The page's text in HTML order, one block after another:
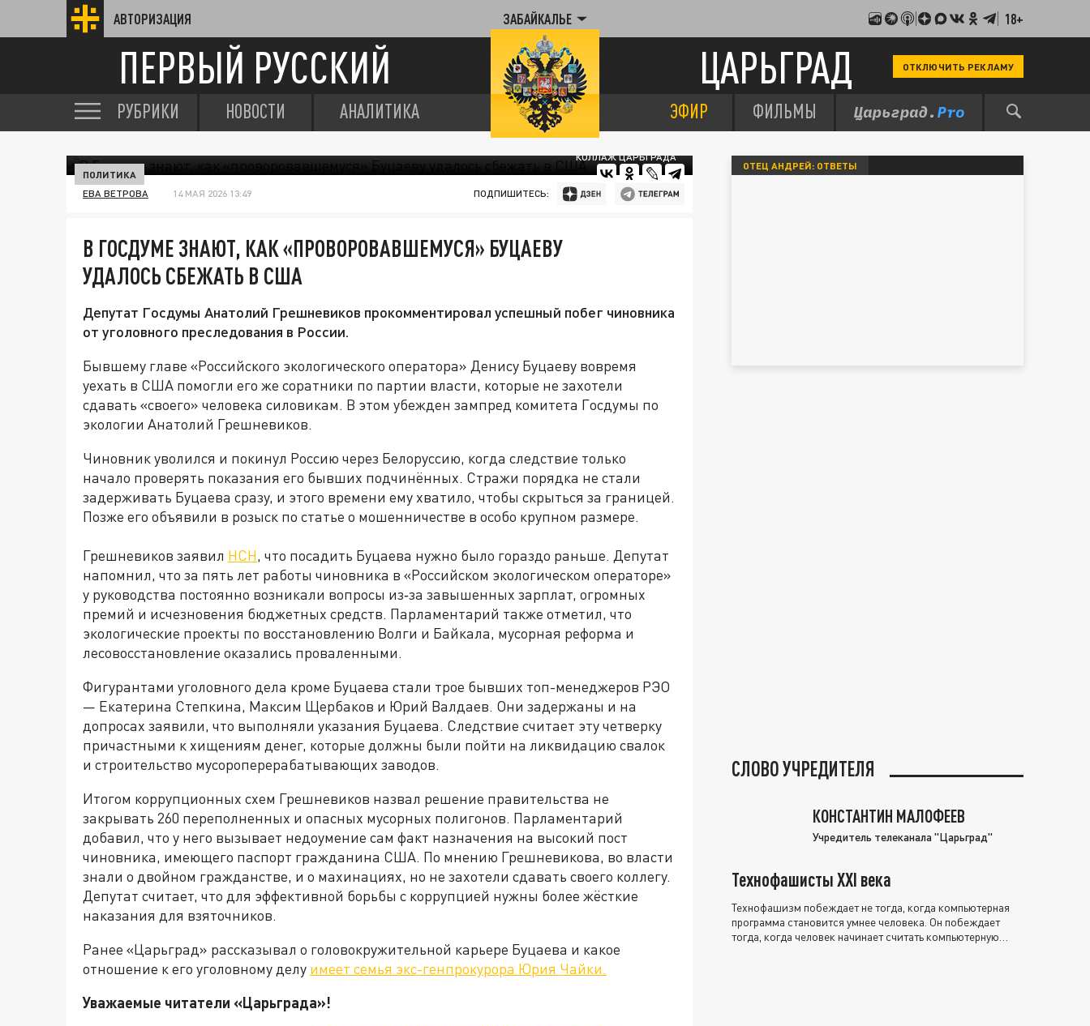
АВТОРИЗАЦИЯ ЗАБАЙКАЛЬЕ 18+
ПЕРВЫЙ РУССКИЙ ЦАРЬГРАД ОТКЛЮЧИТЬ РЕКЛАМУ
РУБРИКИ НОВОСТИ АНАЛИТИКА ЭФИР ФИЛЬМЫ
КОЛЛАЖ ЦАРЬГРАДА
ПОЛИТИКА
ЕВА ВЕТРОВА 14 МАЯ 2026 13:49 ПОДПИШИТЕСЬ:
В ГОСДУМЕ ЗНАЮТ, КАК «ПРОВОРОВАВШЕМУСЯ» БУЦАЕВУ
УДАЛОСЬ СБЕЖАТЬ В США
Депутат Госдумы Анатолий Грешневиков прокомментировал успешный побег чиновника
от уголовного преследования в России.
Бывшему главе «Российского экологического оператора» Денису Буцаеву вовремя
уехать в США помогли его же соратники по партии власти, которые не захотели
сдавать «своего» человека силовикам. В этом убежден зампред комитета Госдумы по
экологии Анатолий Грешневиков.
Чиновник уволился и покинул Россию через Белоруссию, когда следствие только
начало проверять показания его бывших подчинённых. Стражи порядка не стали
задерживать Буцаева сразу, и этого времени ему хватило, чтобы скрыться за границей.
Позже его объявили в розыск по статье о мошенничестве в особо крупном размере.
Грешневиков заявил НСН, что посадить Буцаева нужно было гораздо раньше. Депутат
напомнил, что за пять лет работы чиновника в «Российском экологическом операторе»
у руководства постоянно возникали вопросы из‑за завышенных зарплат, огромных
премий и исчезновения бюджетных средств. Парламентарий также отметил, что
экологические проекты по восстановлению Волги и Байкала, мусорная реформа и
лесовосстановление оказались проваленными.
Фигурантами уголовного дела кроме Буцаева стали трое бывших топ-менеджеров РЭО
— Екатерина Степкина, Максим Щербаков и Юрий Валдаев. Они задержаны и на
допросах заявили, что выполняли указания Буцаева. Следствие считает эту четверку
причастными к хищениям денег, которые должны были пойти на ликвидацию свалок
и строительство мусороперерабатывающих заводов.
Итогом коррупционных схем Грешневиков назвал решение правительства не
закрывать 260 переполненных и опасных мусорных полигонов. Парламентарий
добавил, что у него вызывает недоумение сам факт назначения на высокий пост
чиновника, имеющего паспорт гражданина США. По мнению Грешневикова, во власти
знали о двойном гражданстве, и о махинациях, но не захотели сдавать своего коллегу.
Депутат считает, что для эффективной борьбы с коррупцией нужны более жёсткие
наказания для взяточников.
Ранее «Царьград» рассказывал о головокружительной карьере Буцаева и какое
отношение к его уголовному делу имеет семья экс-генпрокурора Юрия Чайки.
Уважаемые читатели «Царьграда»!
ОТЕЦ АНДРЕЙ: ОТВЕТЫ
СЛОВО УЧРЕДИТЕЛЯ
КОНСТАНТИН МАЛОФЕЕВ
Учредитель телеканала "Царьград"
Технофашисты XXI века
Технофашизм побеждает не тогда, когда компьютерная
программа становится умнее человека. Он побеждает
тогда, когда человек начинает считать компьютерную